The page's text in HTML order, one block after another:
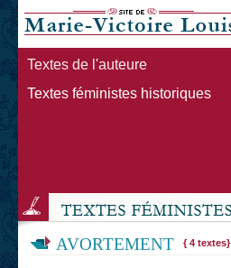
Textes de l'auteure
Textes féministes historiques
AVORTEMENT { 4 textes}